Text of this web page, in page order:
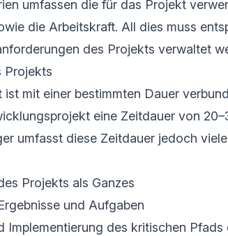
umfassen die für das Projekt
die Arbeitskraft. All dies muss
des Projekts verwaltet
Projekts
mit einer bestimmten Dauer
eine Zeitdauer von
umfasst diese Zeitdauer jedoch
Projekts als Ganzes
und Aufgaben
Implementierung des kritischen Pfads